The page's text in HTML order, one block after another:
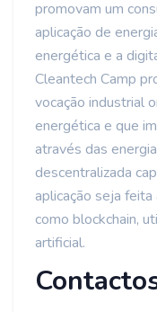
promovam um
aplicação de
energética e a
Cleantech Camp
vocação industrial
energética e que
através das
descentralizada
aplicação seja
como blockchain,
artificial.